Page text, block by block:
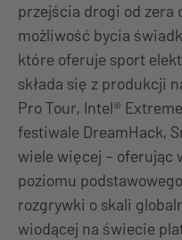
przejścia drogi od zera
możliwość bycia
które oferuje sport
składa się z produkcji
Pro Tour, Intel®
festiwale DreamHack,
wiele więcej – oferując
poziomu
rozgrywki o skali
wiodącej na świecie